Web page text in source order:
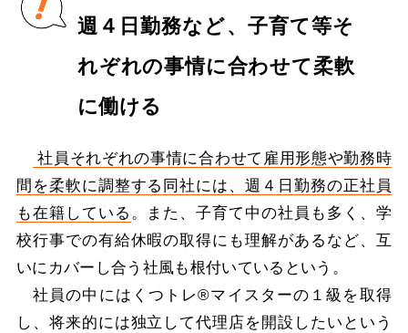
週４日勤務など、子育て等そ
れぞれの事情に合わせて柔軟
に働ける
社員それぞれの事情に合わせて雇用形態や勤務時
間を柔軟に調整する同社には、週４日勤務の正社員
も在籍している 。また、子育て中の社員も多く、学
校行事での有給休暇の取得にも理解があるなど、互
いにカバーし合う社風も根付いているという。
社員の中にはくつトレ®マイスターの１級を取得
し、将来的には独立して代理店を開設したいという